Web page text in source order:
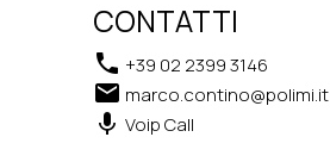
CONTATTI
phone +39 02 2399 3146
email marco.contino@polimi.it
keyboard_voice Voip Call